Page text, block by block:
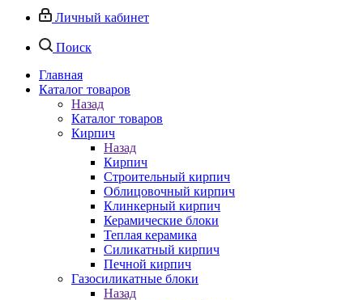
Личный кабинет
Поиск
Главная
Каталог товаров
Назад
Каталог товаров
Кирпич
Назад
Кирпич
Строительный кирпич
Облицовочный кирпич
Клинкерный кирпич
Керамические блоки
Теплая керамика
Силикатный кирпич
Печной кирпич
Газосиликатные блоки
Назад